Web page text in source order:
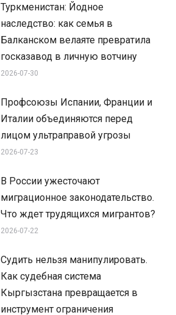
Туркменистан: Йодное
наследство: как семья в
Балканском велаяте превратила
госказавод в личную вотчину
2026-07-30
Профсоюзы Испании, Франции и
Италии объединяются перед
лицом ультраправой угрозы
2026-07-23
В России ужесточают
миграционное законодательство.
Что ждет трудящихся мигрантов?
2026-07-22
Судить нельзя манипулировать.
Как судебная система
Кыргызстана превращается в
инструмент ограничения